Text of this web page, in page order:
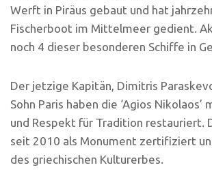
Werft in Piräus gebaut und hat
Fischerboot im Mittelmeer gedient.
noch 4 dieser besonderen Schiffe in
Der jetzige Kapitän, Dimitris
Sohn Paris haben die ‘Agios Nikolaos’
und Respekt für Tradition restauriert.
seit 2010 als Monument zertifiziert
des griechischen Kulturerbes.